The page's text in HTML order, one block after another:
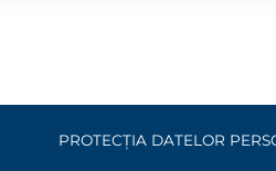
PROTECȚIA DATELOR